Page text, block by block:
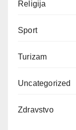
Religija
Sport
Turizam
Uncategorized
Zdravstvo